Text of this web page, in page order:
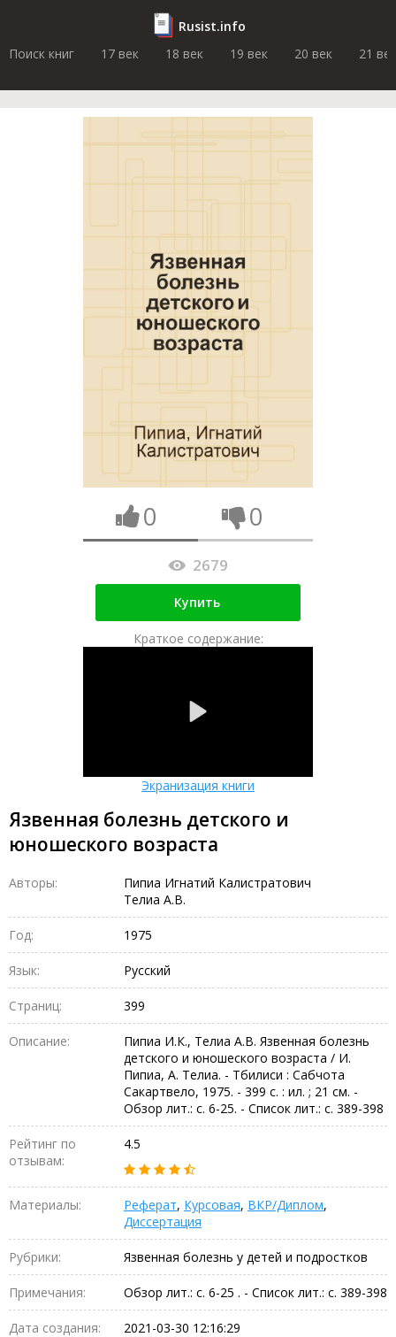
Rusist.info
Поиск книг
17 век 18 век 19 век 20 век 21 век
0 0
2679
Купить
Краткое содержание:
Экранизация книги
Язвенная болезнь детского и
юношеского возраста
Авторы:
Пипиа Игнатий Калистратович
Телиа А.В.
Год: 1975
Язык: Русский
Страниц: 399
Описание:
Пипиа И.К., Телиа А.В. Язвенная болезнь
детского и юношеского возраста / И.
Пипиа, А. Телиа. - Тбилиси : Сабчота
Сакартвело, 1975. - 399 с. : ил. ; 21 см. -
Обзор лит.: с. 6-25. - Список лит.: с. 389-398
Рейтинг по
отзывам:
4.5
Материалы: Реферат, Курсовая, ВКР/Диплом,
Диссертация
Рубрики: Язвенная болезнь у детей и подростков
Примечания: Обзор лит.: с. 6-25 . - Список лит.: с. 389-398
Дата создания: 2021-03-30 12:16:29